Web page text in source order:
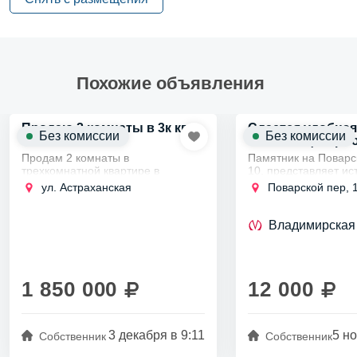
Похожие объявления
Продаю 2 комнаты в 3к кв
Продам 2 комнаты в
трехкомнатной квартире в
Калининском районе на улице
Астраханская, в 5 минутах ходьбы
ул. Астраханская
1 850 000
Собственник3 декабря в 9:11
Без комиссии
Сдается
16.5 м2 в центр
Памятник на
10, представляет
ценность как
архитектуры XVIII
для того...
Поварской пер,
Владимирская
12 000
Собственник5
Без комиссии